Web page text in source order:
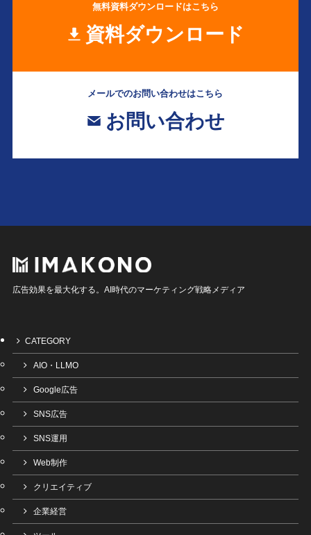
無料資料ダウンロードはこちら
資料ダウンロード
メールでのお問い合わせはこちら
お問い合わせ
広告効果を最大化する。AI時代のマーケティング戦略メディア
CATEGORY
AIO・LLMO
Google広告
SNS広告
SNS運用
Web制作
クリエイティブ
企業経営